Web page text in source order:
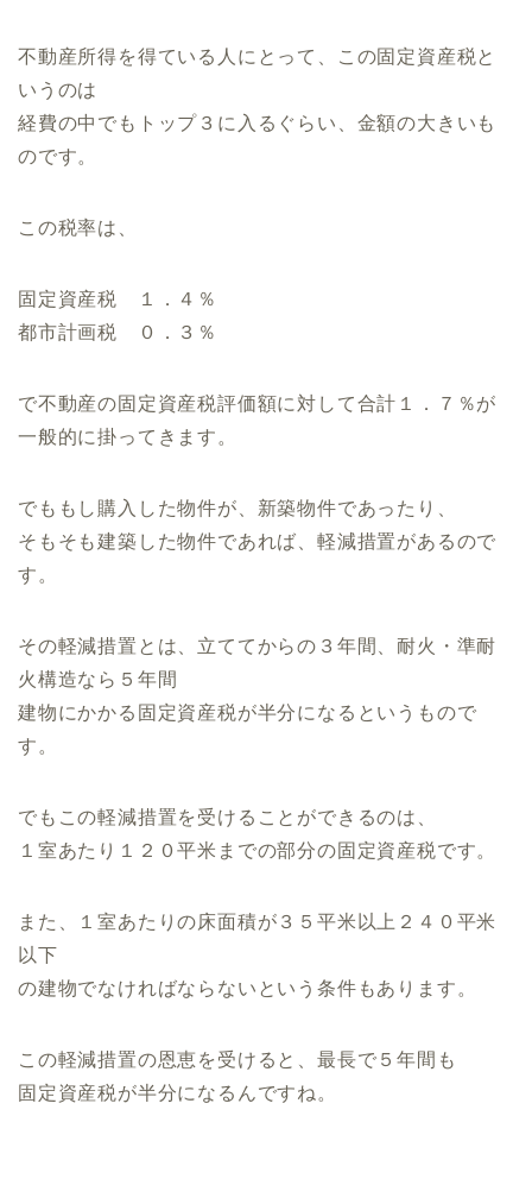
不動産所得を得ている人にとって、この固定資産税と
いうのは
経費の中でもトップ３に入るぐらい、金額の大きいも
のです。
この税率は、
固定資産税 １．４％
都市計画税 ０．３％
で不動産の固定資産税評価額に対して合計１．７％が
一般的に掛ってきます。
でももし購入した物件が、新築物件であったり、
そもそも建築した物件であれば、軽減措置があるので
す。
その軽減措置とは、立ててからの３年間、耐火・準耐
火構造なら５年間
建物にかかる固定資産税が半分になるというもので
す。
でもこの軽減措置を受けることができるのは、
１室あたり１２０平米までの部分の固定資産税です。
また、１室あたりの床面積が３５平米以上２４０平米
以下
の建物でなければならないという条件もあります。
この軽減措置の恩恵を受けると、最長で５年間も
固定資産税が半分になるんですね。